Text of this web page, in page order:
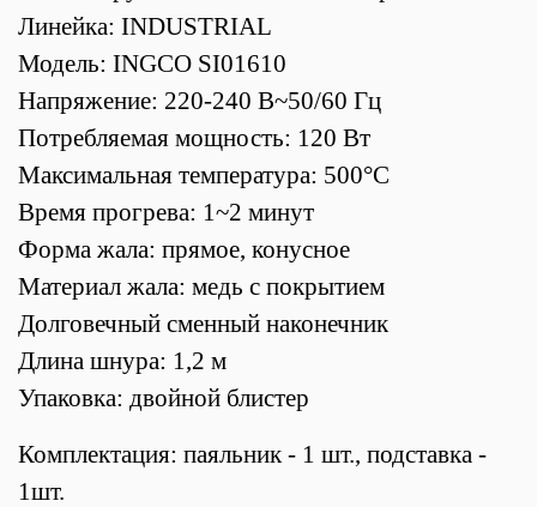
Линейка: INDUSTRIAL
Модель: INGCO SI01610
Напряжение: 220-240 В~50/60 Гц
Потребляемая мощность: 120 Вт
Максимальная температура: 500°С
Время прогрева: 1~2 минут
Форма жала: прямое, конусное
Материал жала: медь с покрытием
Долговечный сменный наконечник
Длина шнура: 1,2 м
Упаковка: двойной блистер
Комплектация: паяльник - 1 шт., подставка -
1шт.